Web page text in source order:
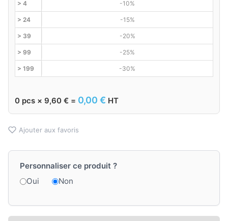
> 4 -10%
> 24 -15%
> 39 -20%
> 99 -25%
> 199 -30%
0 pcs × 9,60 € = 0,00 € HT
Ajouter aux favoris
Personnaliser ce produit ?
Oui
Non